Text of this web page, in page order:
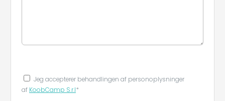
Jeg accepterer behandlingen af ​​personoplysninger
af KoobCamp S.r.l*